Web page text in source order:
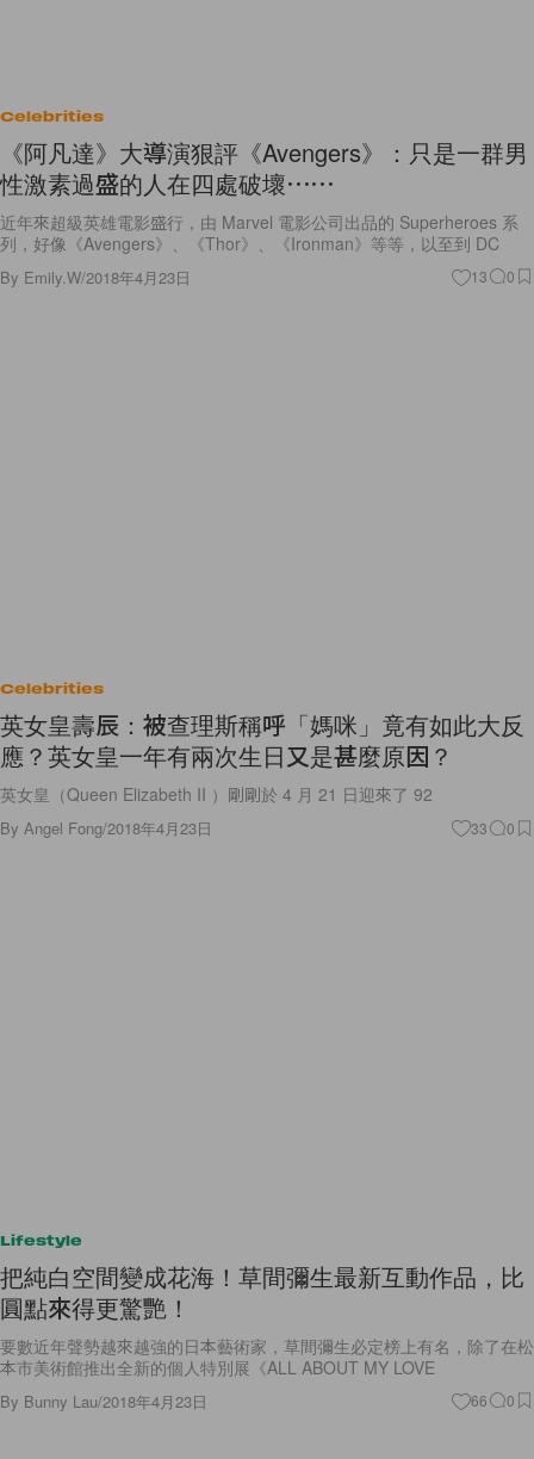
Celebrities
《阿凡達》大導演狠評《Avengers》：只是一群男
性激素過盛的人在四處破壞⋯⋯
近年來超級英雄電影盛行，由 Marvel 電影公司出品的 Superheroes 系
列，好像《Avengers》、《Thor》、《Ironman》等等，以至到 DC
By Emily.W/2018年4月23日 13 0
Celebrities
英女皇壽辰：被查理斯稱呼「媽咪」竟有如此大反
應？英女皇一年有兩次生日又是甚麼原因？
英女皇（Queen Elizabeth II ）剛剛於 4 月 21 日迎來了 92
By Angel Fong/2018年4月23日 33 0
Lifestyle
把純白空間變成花海！草間彌生最新互動作品，比
圓點來得更驚艷！
要數近年聲勢越來越強的日本藝術家，草間彌生必定榜上有名，除了在松
本市美術館推出全新的個人特別展《ALL ABOUT MY LOVE
By Bunny Lau/2018年4月23日 66 0